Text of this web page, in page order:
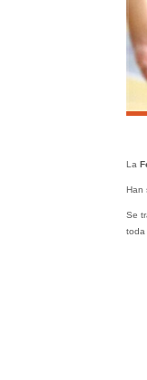
La
Han
Se
toda